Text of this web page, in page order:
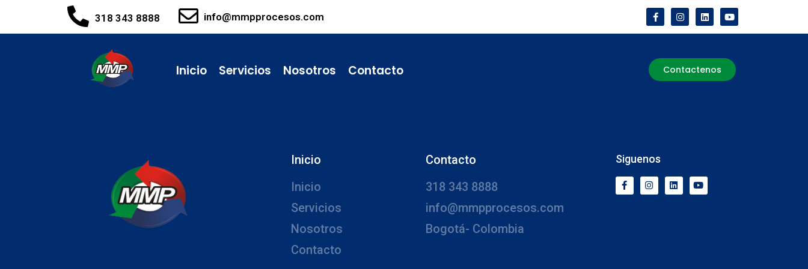
318 343 8888 info@mmpprocesos.com
Inicio Servicios Nosotros Contacto Contactenos
Inicio
Inicio
Servicios
Nosotros
Contacto
Contacto
318 343 8888
info@mmpprocesos.com
Bogotá- Colombia
Siguenos